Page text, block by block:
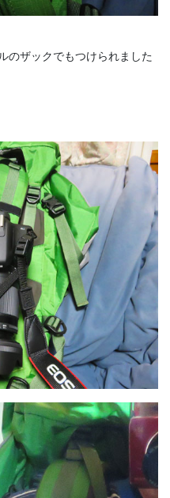
のザックでもつけられました